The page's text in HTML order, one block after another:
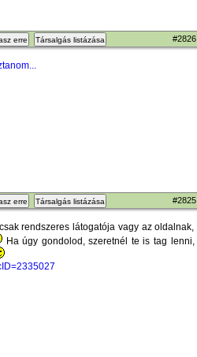
erre Társalgás listázása #2826
erre Társalgás listázása #2825
rendszeres látogatója vagy az oldalnak,
Ha úgy gondolod, szeretnél te is tag lenni,